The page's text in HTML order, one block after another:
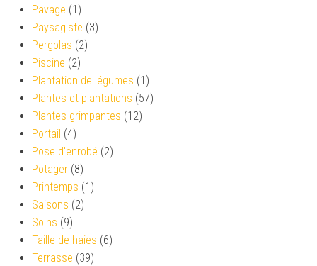
Pavage (1)
Paysagiste (3)
Pergolas (2)
Piscine (2)
Plantation de légumes (1)
Plantes et plantations (57)
Plantes grimpantes (12)
Portail (4)
Pose d'enrobé (2)
Potager (8)
Printemps (1)
Saisons (2)
Soins (9)
Taille de haies (6)
Terrasse (39)